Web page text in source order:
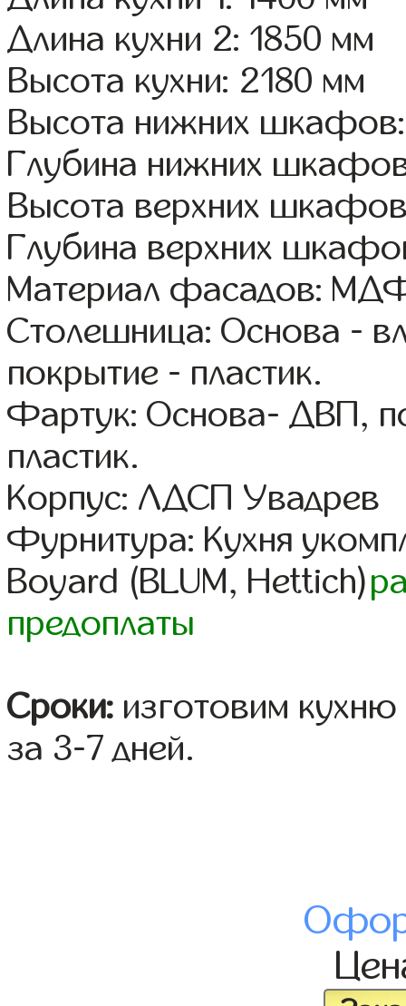
Длина кухни 2: 1850 мм
Высота кухни: 2180 мм
Высота нижних
Глубина нижних
Высота верхних
Глубина верхних
Материал фасадов:
Столешница: Основа -
покрытие - пластик.
Фартук: Основа- ДВП,
пластик.
Корпус: ЛДСП Увадрев
Фурнитура: Кухня
Boyard (BLUM, Hettich)
предоплаты
Сроки: изготовим
за 3-7 дней.